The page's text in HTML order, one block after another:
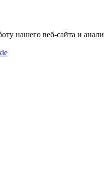
нашего веб-сайта и